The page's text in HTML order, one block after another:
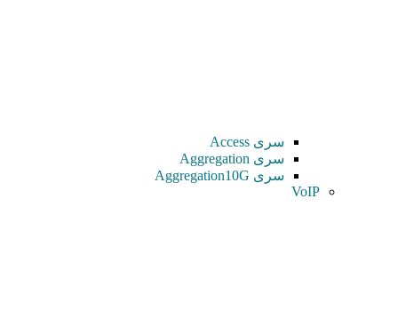
سری Access
سری Aggregation
سری Aggregation10G
VoIP